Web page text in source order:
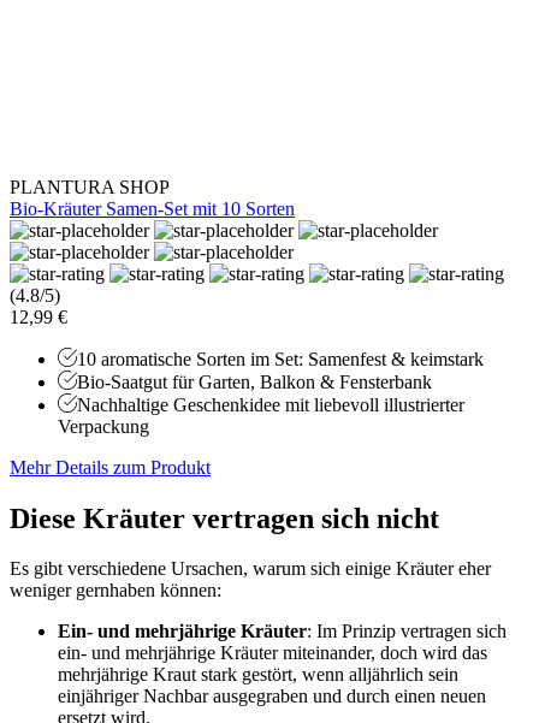
PLANTURA SHOP
Bio-Kräuter Samen-Set mit 10 Sorten
(4.8/5)
12,99 €
10 aromatische Sorten im Set: Samenfest & keimstark
Bio-Saatgut für Garten, Balkon & Fensterbank
Nachhaltige Geschenkidee mit liebevoll illustrierter
Verpackung
Mehr Details zum Produkt
Diese Kräuter vertragen sich nicht
Es gibt verschiedene Ursachen, warum sich einige Kräuter eher
weniger gernhaben können:
Ein- und mehrjährige Kräuter: Im Prinzip vertragen sich
ein- und mehrjährige Kräuter miteinander, doch wird das
mehrjährige Kraut stark gestört, wenn alljährlich sein
einjähriger Nachbar ausgegraben und durch einen neuen
ersetzt wird.